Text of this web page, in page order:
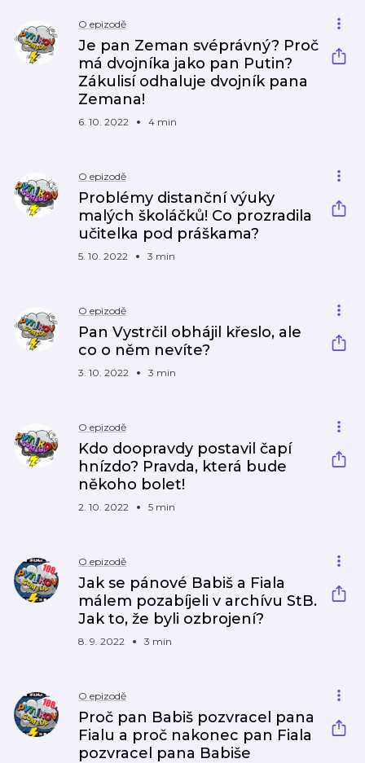
O epizodě
Je pan Zeman svéprávný? Proč
má dvojníka jako pan Putin?
Zákulisí odhaluje dvojník pana
Zemana!
6. 10. 2022 4 min
O epizodě
Problémy distanční výuky
malých školáčků! Co prozradila
učitelka pod práškama?
5. 10. 2022 3 min
O epizodě
Pan Vystrčil obhájil křeslo, ale
co o něm nevíte?
3. 10. 2022 3 min
O epizodě
Kdo doopravdy postavil čapí
hnízdo? Pravda, která bude
někoho bolet!
2. 10. 2022 5 min
O epizodě
Jak se pánové Babiš a Fiala
málem pozabíjeli v archívu StB.
Jak to, že byli ozbrojení?
8. 9. 2022 3 min
O epizodě
Proč pan Babiš pozvracel pana
Fialu a proč nakonec pan Fiala
pozvracel pana Babiše